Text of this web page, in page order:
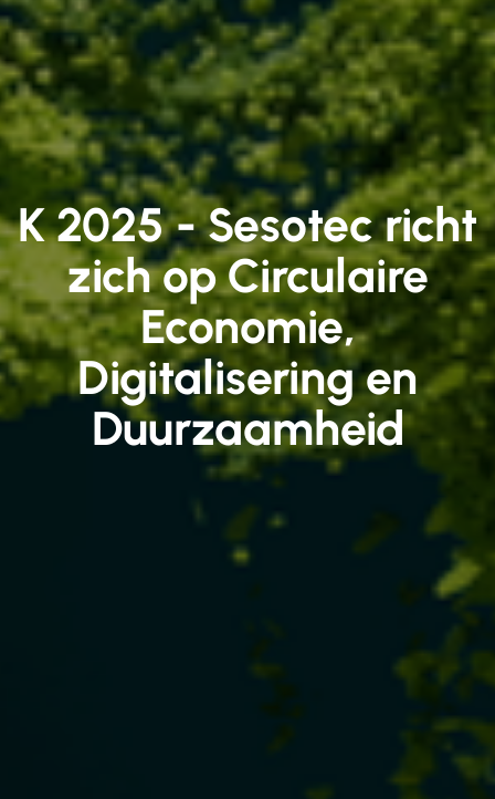
K 2025 - Sesotec richt
zich op Circulaire
Economie,
Digitalisering en
Duurzaamheid